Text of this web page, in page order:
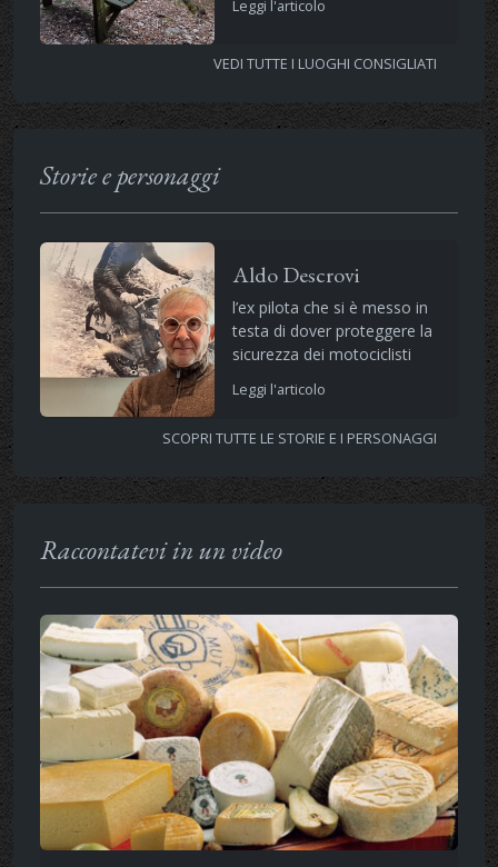
Leggi l'articolo
VEDI TUTTE I LUOGHI CONSIGLIATI
Storie e personaggi
Aldo Descrovi
l’ex pilota che si è messo in
testa di dover proteggere la
sicurezza dei motociclisti
Leggi l'articolo
SCOPRI TUTTE LE STORIE E I PERSONAGGI
Raccontatevi in un video